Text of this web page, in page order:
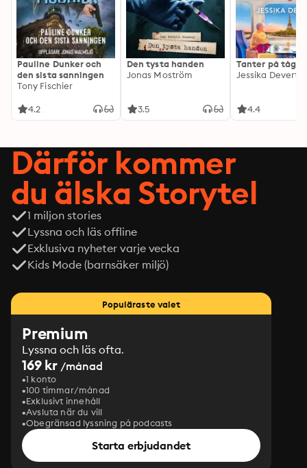
Pauline Dunker och
den sista sanningen
Tony Fischier
4.2
Den tysta handen
Jonas Moström
3.5
Tanter på tåg
Jessika Devert
4.4
Därför kommer
du älska Storytel
1 miljon stories
Lyssna och läs offline
Exklusiva nyheter varje vecka
Kids Mode (barnsäker miljö)
Populäraste valet
Premium
Lyssna och läs ofta.
169 kr /månad
1 konto
100 timmar/månad
Exklusivt innehåll
Avsluta när du vill
Obegränsad lyssning på podcasts
Starta erbjudandet